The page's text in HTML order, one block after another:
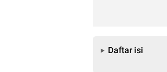
Daftar isi